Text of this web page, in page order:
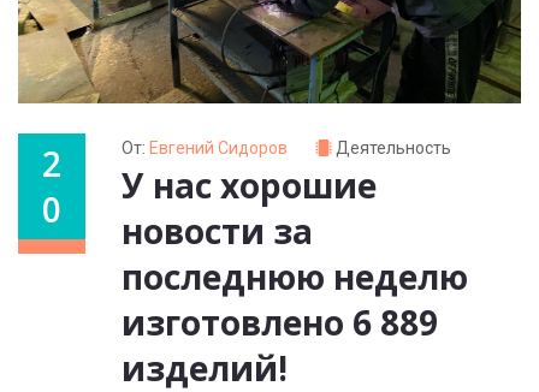
2
0
От: Евгений Сидоров Деятельность
У нас хорошие
новости за
последнюю неделю
изготовлено 6 889
изделий!